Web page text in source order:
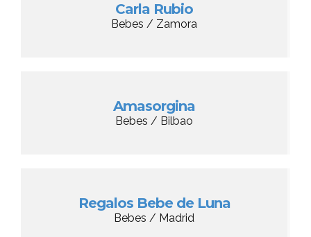
Carla Rubio
Bebes / Zamora
Amasorgina
Bebes / Bilbao
Regalos Bebe de Luna
Bebes / Madrid